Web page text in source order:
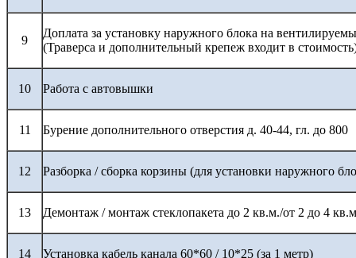
9
Доплата за установку наружного блока на
(Траверса и дополнительный крепеж входит в
10 Работа с автовышки
11 Бурение дополнительного отверстия д. 40-44, гл. до 800
12 Разборка / сборка корзины (для установки наружного
13 Демонтаж / монтаж стеклопакета до 2 кв.м./от 2 до 4
14 Установка кабель канала 60*60 / 10*25 (за 1 метр)